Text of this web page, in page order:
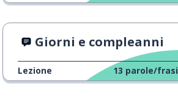
Giorni e compleanni
Lezione 13 parole/frasi